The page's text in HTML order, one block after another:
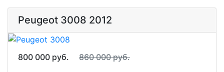
Peugeot 3008 2012
800 000 руб. 860 000 руб.